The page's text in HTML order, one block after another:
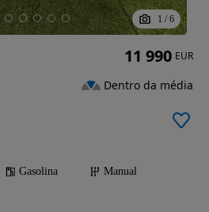
1 / 6
Gasolina
Manual
11 990 EUR
Dentro da média